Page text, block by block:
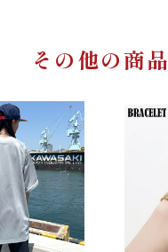
その他の商品